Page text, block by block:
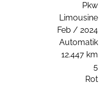
Pkw
Limousine
Feb / 2024
Automatik
12.447 km
5
Rot